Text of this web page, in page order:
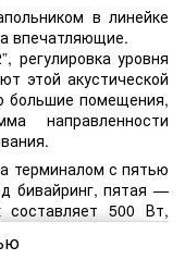
в линейке
впечатляющие.
регулировка уровня
этой акустической
большие помещения,
направленности
терминалом с пятью
бивайринг, пятая —
500 Вт,